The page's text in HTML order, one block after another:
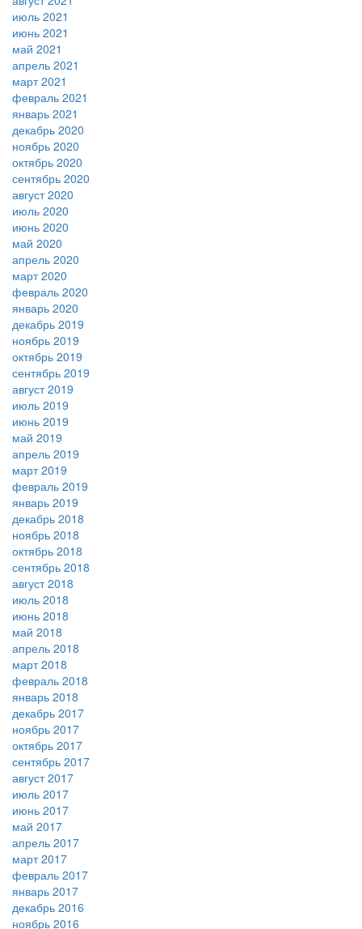
июль 2021
июнь 2021
май 2021
апрель 2021
март 2021
февраль 2021
январь 2021
декабрь 2020
ноябрь 2020
октябрь 2020
сентябрь 2020
август 2020
июль 2020
июнь 2020
май 2020
апрель 2020
март 2020
февраль 2020
январь 2020
декабрь 2019
ноябрь 2019
октябрь 2019
сентябрь 2019
август 2019
июль 2019
июнь 2019
май 2019
апрель 2019
март 2019
февраль 2019
январь 2019
декабрь 2018
ноябрь 2018
октябрь 2018
сентябрь 2018
август 2018
июль 2018
июнь 2018
май 2018
апрель 2018
март 2018
февраль 2018
январь 2018
декабрь 2017
ноябрь 2017
октябрь 2017
сентябрь 2017
август 2017
июль 2017
июнь 2017
май 2017
апрель 2017
март 2017
февраль 2017
январь 2017
декабрь 2016
ноябрь 2016